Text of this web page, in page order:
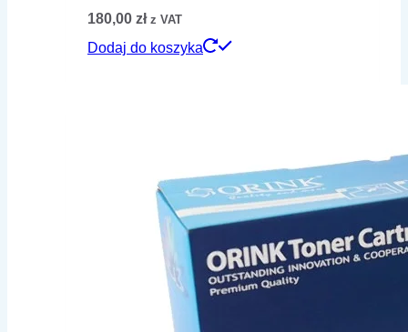
180,00 zł z VAT
Dodaj do koszyka